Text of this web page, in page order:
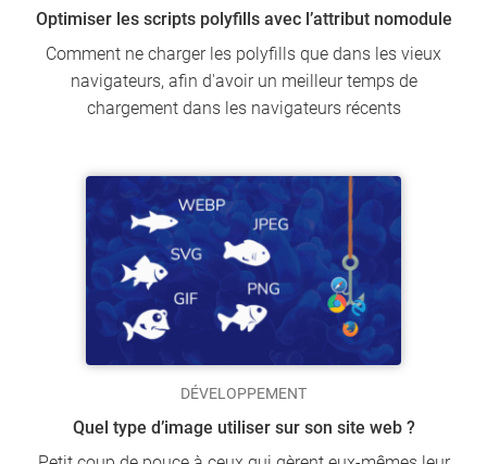
Optimiser les scripts polyfills avec l’attribut nomodule
Comment ne charger les polyfills que dans les vieux
navigateurs, afin d'avoir un meilleur temps de
chargement dans les navigateurs récents
DÉVELOPPEMENT
Quel type d’image utiliser sur son site web ?